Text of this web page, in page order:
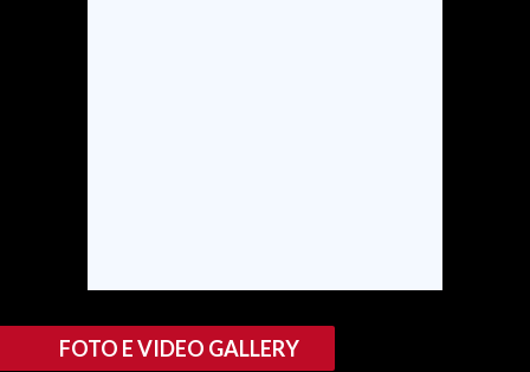
SARDI NEL MONDO
NOTIZIE
EVENTIFOTO E VIDEO GALLERY